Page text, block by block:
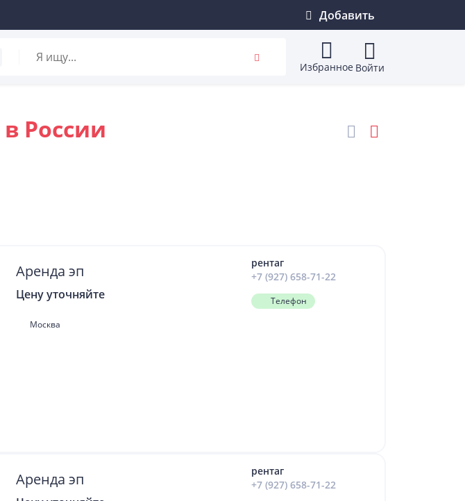
Добавить
Избранное Войти
в России
Аренда эп
Цену уточняйте
Москва
рентаг
+7 (927) 658-71-22
Телефон
Аренда эп
рентаг
+7 (927) 658-71-22